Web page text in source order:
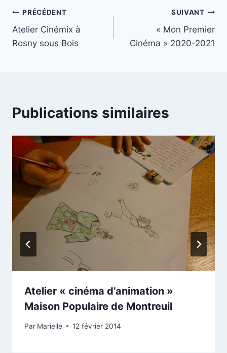
Navigation
de
PRÉCÉDENT
Atelier Cinémix à
Rosny sous Bois
SUIVANT
« Mon Premier
Cinéma » 2020-2021
Publications similaires
Atelier « cinéma d’animation »
Maison Populaire de Montreuil
Par Marielle 12 février 2014